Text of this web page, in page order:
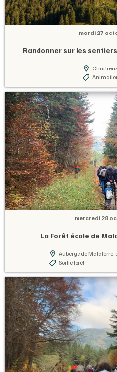
mardi 27
Randonner sur les
mercredi 28
La Forêt école de
Auberge de
Sortie forêt